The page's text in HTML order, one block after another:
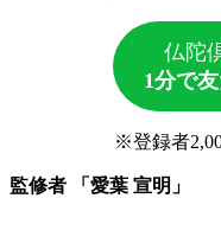
仏陀
1分で
※登録者
監修者 「愛葉 宣明」